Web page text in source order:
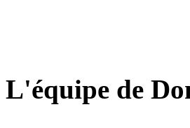
L'équipe de